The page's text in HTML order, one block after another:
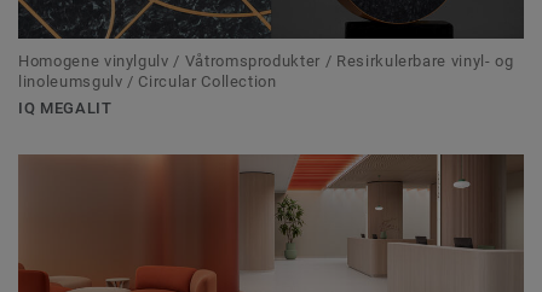
Homogene vinylgulv / Våtromsprodukter / Resirkulerbare vinyl- og
linoleumsgulv / Circular Collection
IQ MEGALIT